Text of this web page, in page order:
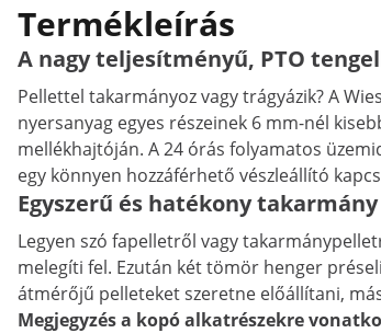
Termékleírás
A nagy teljesítményű, PTO
Pellettel takarmányoz vagy trágyázik? A
nyersanyag egyes részeinek 6 mm-nél
mellékhajtóján. A 24 órás folyamatos
egy könnyen hozzáférhető vészleállító
Egyszerű és hatékony
Legyen szó fapelletről vagy
melegíti fel. Ezután két tömör henger
átmérőjű pelleteket szeretne előállítani,
Megjegyzés a kopó alkatrészekre